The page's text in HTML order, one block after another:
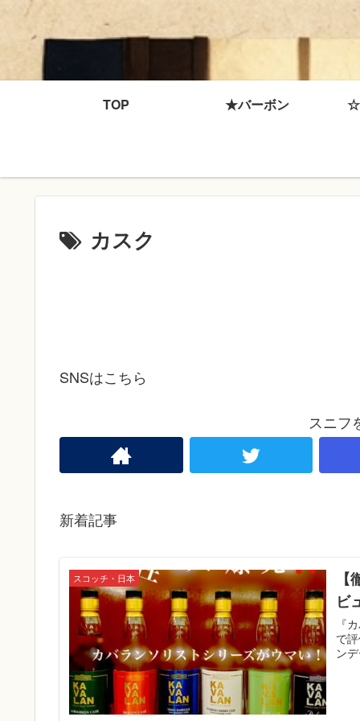
TOP ★バーボン ☆
カスク
SNSはこちら
スニフ
新着記事
スコッチ・日本
ビ
『
で
ン